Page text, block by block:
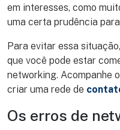
em interesses, como
uma certa prudência
Para evitar essa
que você pode estar
networking. Acompanhe
criar uma rede de
Os erros de